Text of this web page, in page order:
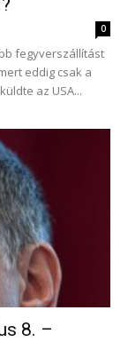
0
fegyverszállítást
eddig csak a
az USA...
8. –